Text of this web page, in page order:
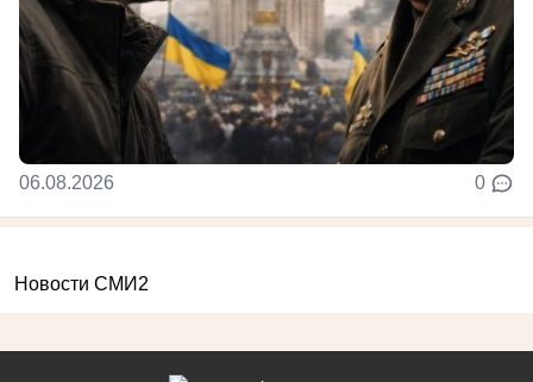
06.08.2026 0
Новости СМИ2